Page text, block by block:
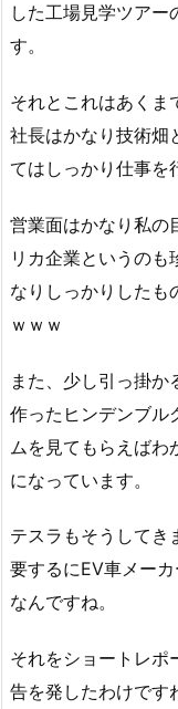
した工場見学ツア
す。
それとこれはあくま
社長はかなり技術畑
てはしっかり仕事を
営業面はかなり私の
リカ企業というの
なりしっかりした
ｗｗｗ
また、少し引っ掛
作ったヒンデンブル
ムを見てもらえば
になっています。
テスラもそうしてき
要するにEV車メー
なんですね。
それをショートレポ
告を発したわけです